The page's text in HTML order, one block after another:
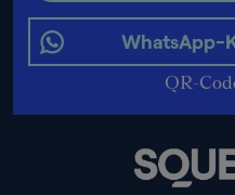
WhatsApp-
QR-